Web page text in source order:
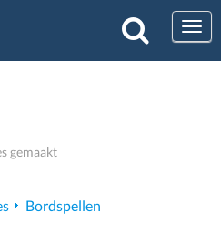
gemaakt
Bordspellen